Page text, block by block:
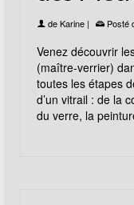
deKarine | Posté
Venez découvrir
(maître-verrier)
toutes les étapes
d’un vitrail : de la
du verre, la